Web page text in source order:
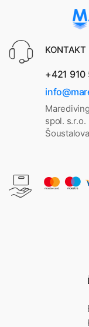
KONTAKT
+421
spol. s.r.o.